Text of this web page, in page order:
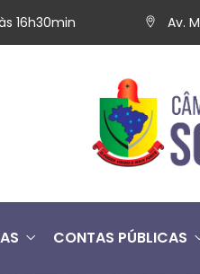
16h30min Av.
CONTAS PÚBLICAS